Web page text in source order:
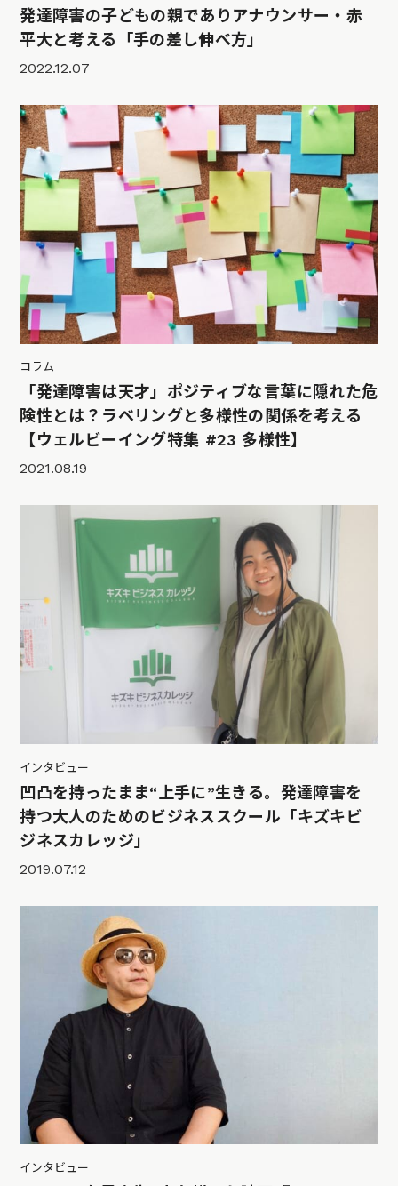
発達障害の子どもの親でありアナウンサー・赤
平大と考える「手の差し伸べ方」
2022.12.07
コラム
「発達障害は天才」ポジティブな言葉に隠れた危
険性とは？ラベリングと多様性の関係を考える
【ウェルビーイング特集 #23 多様性】
2021.08.19
インタビュー
凹凸を持ったまま“上手に”生きる。発達障害を
持つ大人のためのビジネススクール「キズキビ
ジネスカレッジ」
2019.07.12
インタビュー